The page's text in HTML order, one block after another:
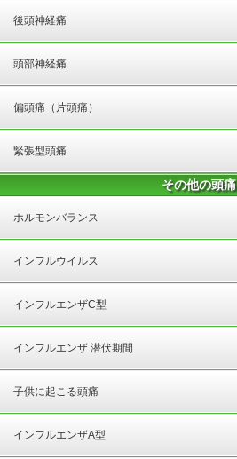
後頭神経痛
頭部神経痛
偏頭痛（片頭痛）
緊張型頭痛
その他の頭痛
ホルモンバランス
インフルウイルス
インフルエンザC型
インフルエンザ 潜伏期間
子供に起こる頭痛
インフルエンザA型